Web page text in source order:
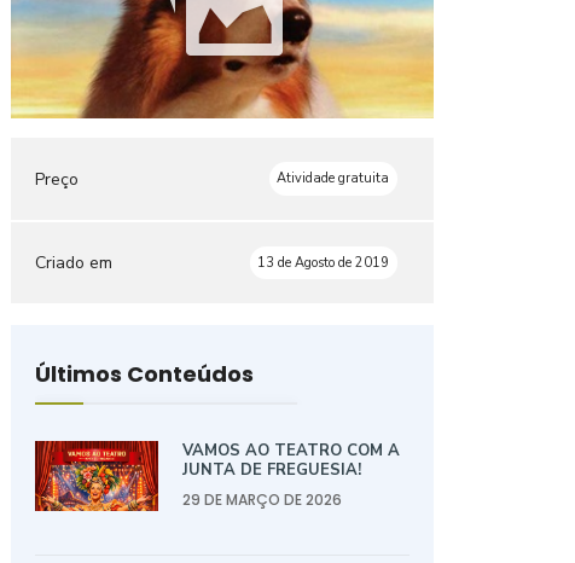
Preço Atividade gratuita
Criado em 13 de Agosto de 2019
Últimos Conteúdos
VAMOS AO TEATRO COM A
JUNTA DE FREGUESIA!
29 DE MARÇO DE 2026